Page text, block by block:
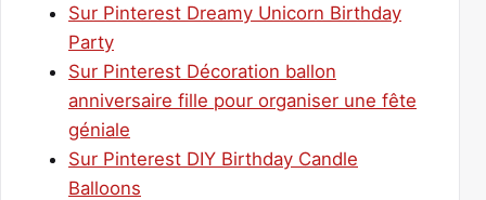
Sur Pinterest Dreamy Unicorn Birthday
Party
Sur Pinterest Décoration ballon
anniversaire fille pour organiser une fête
géniale
Sur Pinterest DIY Birthday Candle
Balloons